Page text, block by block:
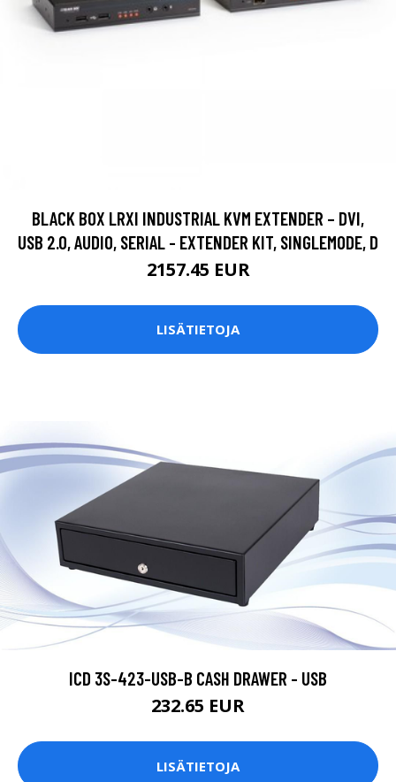
BLACK BOX LRXI INDUSTRIAL KVM EXTENDER – DVI,
USB 2.0, AUDIO, SERIAL - EXTENDER KIT, SINGLEMODE, D
2157.45 EUR
LISÄTIETOJA
ICD 3S-423-USB-B CASH DRAWER - USB
232.65 EUR
LISÄTIETOJA